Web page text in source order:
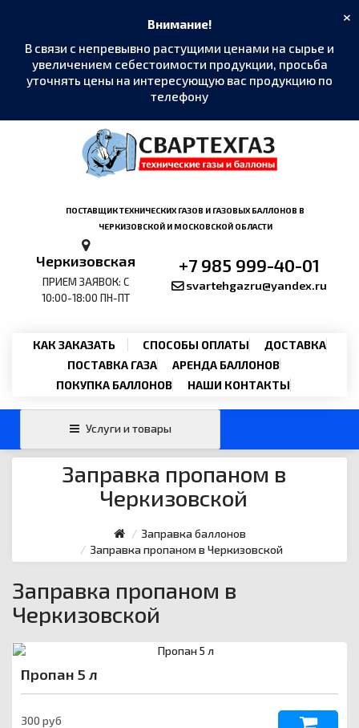
Внимание!
В связи с непревывно растущими ценами на сырье и
увеличением себестоимости продукции, просьба
уточнять цены на интересующую вас продукцию по
телефону
×
ПОСТАВЩИК ТЕХНИЧЕСКИХ ГАЗОВ И ГАЗОВЫХ БАЛЛОНОВ В
ЧЕРКИЗОВСКОЙ И МОСКОВСКОЙ ОБЛАСТИ
Черкизовская
ПРИЕМ ЗАЯВОК: С
10:00-18:00 ПН-ПТ
+7 985 999-40-01
svartehgazru@yandex.ru
КАК ЗАКАЗАТЬ СПОСОБЫ ОПЛАТЫ
ДОСТАВКА
ПОСТАВКА ГАЗА
АРЕНДА БАЛЛОНОВ
ПОКУПКА БАЛЛОНОВ
НАШИ КОНТАКТЫ
Услуги и товары
Заправка пропаном в
Черкизовской
Заправка баллонов
Заправка пропаном в Черкизовской
Заправка пропаном в
Черкизовской
Пропан 5 л
300 руб
MAX
Написать в мессенджер ›
@SvarTehGaz ›
+7 985 999-40-01 ›
Email
svartehgazru@yandex.ru ›